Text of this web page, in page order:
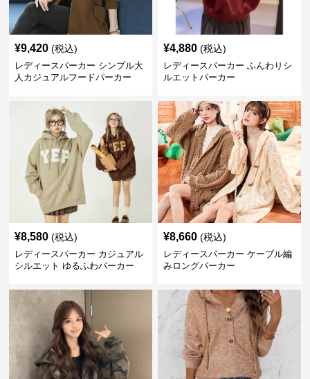
¥9,420 (税込)
レディースパーカー シンプル大
人カジュアルフードパーカー
¥4,880 (税込)
レディースパーカー ふんわりシ
ルエットパーカー
¥8,580 (税込)
レディースパーカー カジュアル
シルエット ゆるふわパーカー
¥8,660 (税込)
レディースパーカー ケーブル編
みロングパーカー